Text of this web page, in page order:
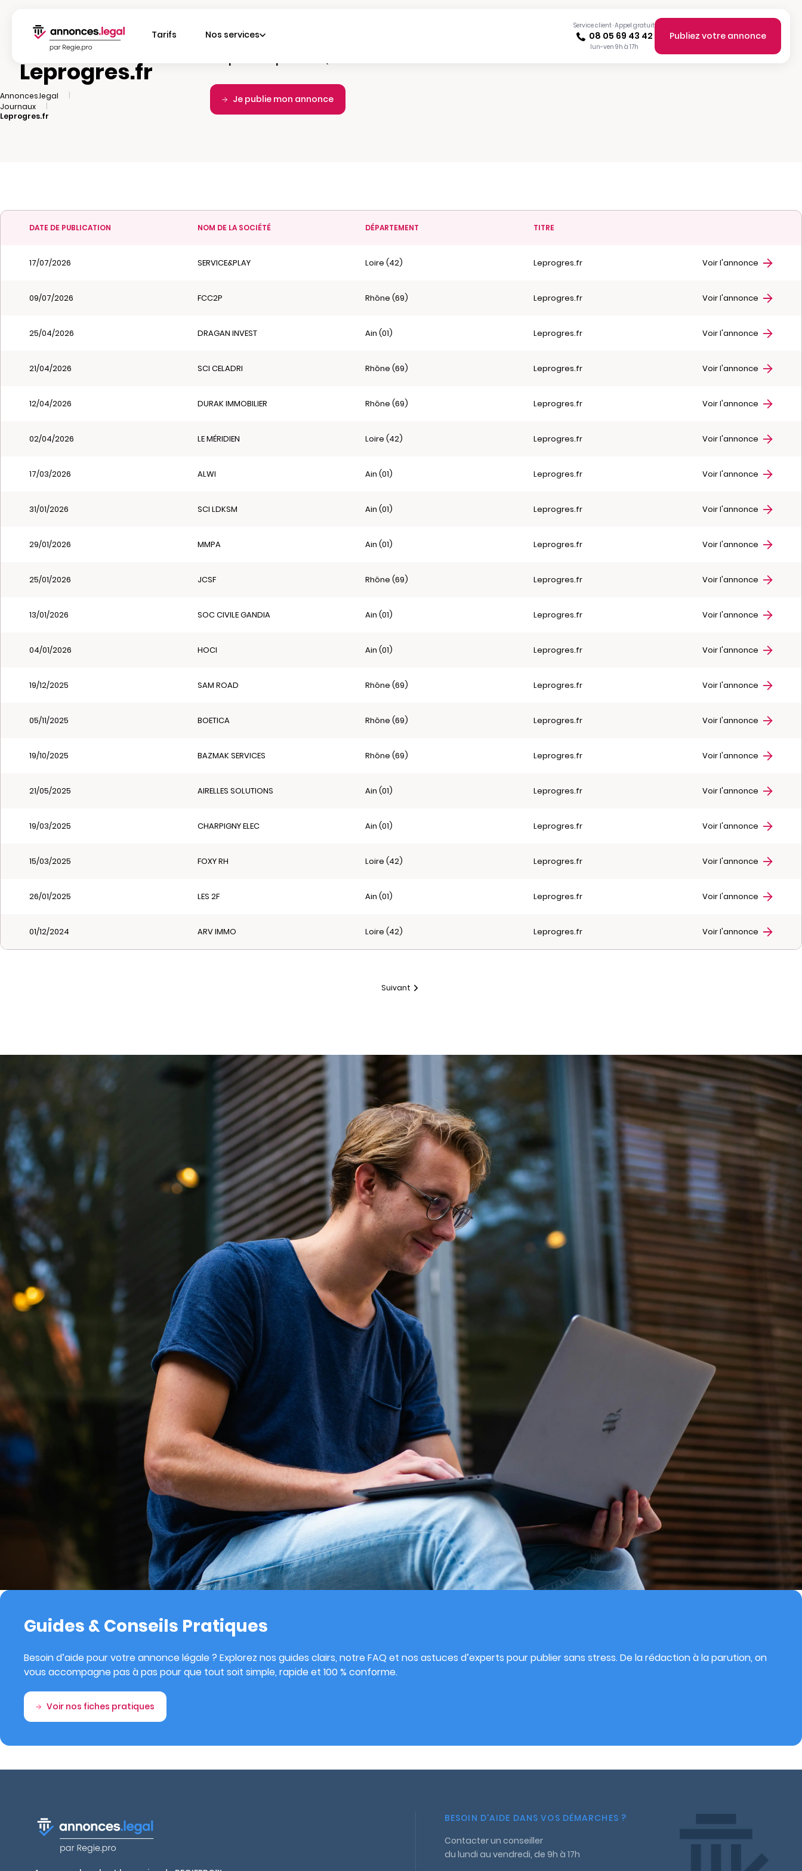
Tarifs Nos services
Service client · Appel gratuit
08 05 69 43 42
lun-ven 9h à 17h
Publiez votre annonce
Annonces.legal
|
Journaux
|
Leprogres.fr
Leprogres.fr Fréquence de parution : Quotidien
Je publie mon annonce
DATE DE PUBLICATION NOM DE LA SOCIÉTÉ DÉPARTEMENT TITRE
17/07/2026 SERVICE&PLAY Loire (42) Leprogres.fr Voir l'annonce
09/07/2026 FCC2P Rhône (69) Leprogres.fr Voir l'annonce
25/04/2026 DRAGAN INVEST Ain (01) Leprogres.fr Voir l'annonce
21/04/2026 SCI CELADRI Rhône (69) Leprogres.fr Voir l'annonce
12/04/2026 DURAK IMMOBILIER Rhône (69) Leprogres.fr Voir l'annonce
02/04/2026 LE MÉRIDIEN Loire (42) Leprogres.fr Voir l'annonce
17/03/2026 ALWI Ain (01) Leprogres.fr Voir l'annonce
31/01/2026 SCI LDKSM Ain (01) Leprogres.fr Voir l'annonce
29/01/2026 MMPA Ain (01) Leprogres.fr Voir l'annonce
25/01/2026 JCSF Rhône (69) Leprogres.fr Voir l'annonce
13/01/2026 SOC CIVILE GANDIA Ain (01) Leprogres.fr Voir l'annonce
04/01/2026 HOCI Ain (01) Leprogres.fr Voir l'annonce
19/12/2025 SAM ROAD Rhône (69) Leprogres.fr Voir l'annonce
05/11/2025 BOETICA Rhône (69) Leprogres.fr Voir l'annonce
19/10/2025 BAZMAK SERVICES Rhône (69) Leprogres.fr Voir l'annonce
21/05/2025 AIRELLES SOLUTIONS Ain (01) Leprogres.fr Voir l'annonce
19/03/2025 CHARPIGNY ELEC Ain (01) Leprogres.fr Voir l'annonce
15/03/2025 FOXY RH Loire (42) Leprogres.fr Voir l'annonce
26/01/2025 LES 2F Ain (01) Leprogres.fr Voir l'annonce
01/12/2024 ARV IMMO Loire (42) Leprogres.fr Voir l'annonce
Suivant
Guides & Conseils Pratiques
Besoin d’aide pour votre annonce légale ? Explorez nos guides clairs, notre FAQ et nos astuces d’experts pour publier sans stress. De la rédaction à la parution, on
vous accompagne pas à pas pour que tout soit simple, rapide et 100 % conforme.
Voir nos fiches pratiques
BESOIN D'AIDE DANS VOS DÉMARCHES ?
Contacter un conseiller
du lundi au vendredi, de 9h à 17h